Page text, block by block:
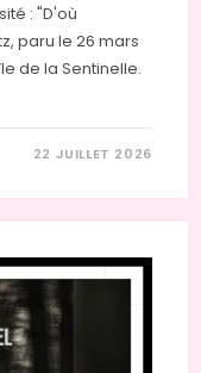
: "D'où
paru le 26 mars
de la Sentinelle.
22 JUILLET 2026